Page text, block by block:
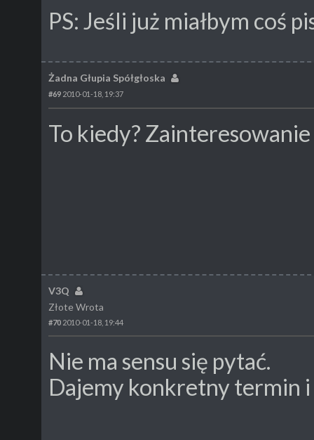
PS: Jeśli już miałbym coś
Żadna Głupia Spółgłoska
#69 2010-01-18, 19:37
To kiedy?
V3Q
Złote Wrota
#70 2010-01-18, 19:44
Nie ma sensu się pytać.
Dajemy konkretny termin i